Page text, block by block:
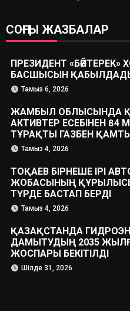
СОҢҒЫ ЖАЗБАЛАР
ПРЕЗИДЕНТ «БӘЙТЕРЕК»
БАСШЫСЫН
Тамыз 6, 2026
ЖАМБЫЛ ОБЛЫСЫНДА
АКТИВТЕР ЕСЕБІНЕН 84
ТҰРАҚТЫ ГАЗБЕН
Тамыз 4, 2026
ТОҚАЕВ БІРНЕШЕ ІРІ
ЖОБАСЫНЫҢ
ТҮРДЕ БАСТАП БЕРДІ
Тамыз 4, 2026
ҚАЗАҚСТАНДА
ДАМЫТУДЫҢ 2035
ЖОСПАРЫ БЕКІТІЛДІ
Шілде 31, 2026